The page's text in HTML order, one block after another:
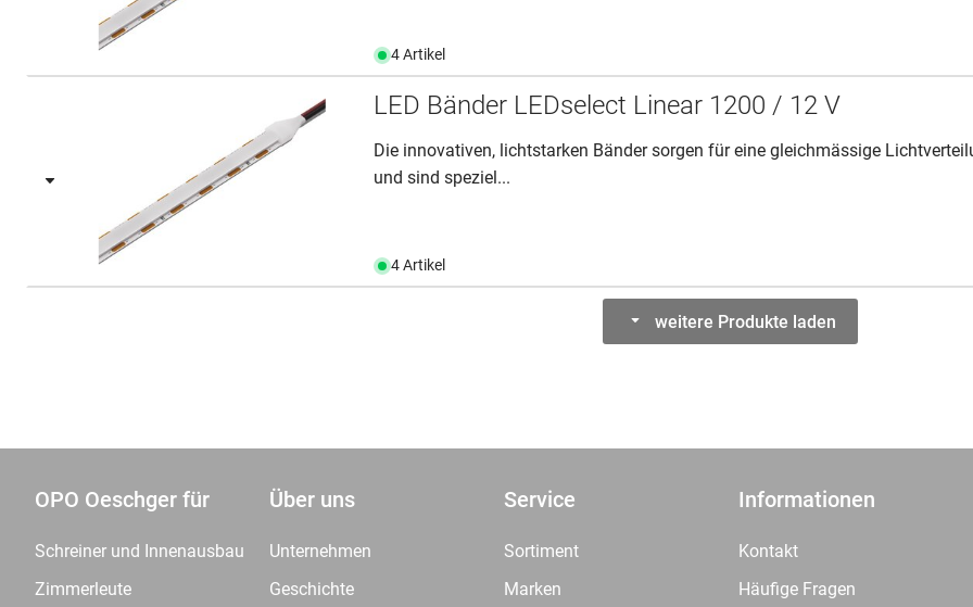
4 Artikel
LED Bänder LEDselect Linear 1200 / 12 V
Die innovativen, lichtstarken Bänder sorgen für eine gleichmässige
und sind speziel...
4 Artikel
weitere Produkte laden
OPO Oeschger für
Schreiner und Innenausbau
Zimmerleute
Über uns
Unternehmen
Geschichte
Service
Sortiment
Marken
Informationen
Kontakt
Häufige Fragen